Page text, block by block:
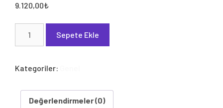
9.120,00₺
DEVİR
KDV
9120
Sepete Ekle
Kategoriler:
Değerlendirmeler (0)